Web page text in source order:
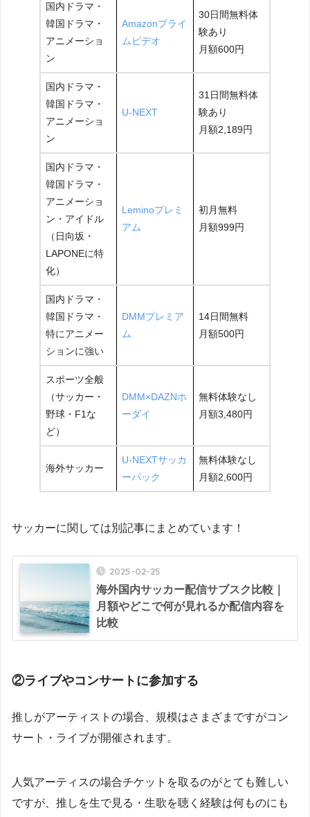
国内ドラマ・
韓国ドラマ・
アニメーショ
ン
Amazonプライ
ムビデオ
30日間無料体
験あり
月額600円
国内ドラマ・
韓国ドラマ・
アニメーショ
ン
U-NEXT
31日間無料体
験あり
月額2,189円
国内ドラマ・
韓国ドラマ・
アニメーショ
ン・アイドル
（日向坂・
LAPONEに特
化）
Leminoプレミ
アム
初月無料
月額999円
国内ドラマ・
韓国ドラマ・
特にアニメー
ションに強い
DMMプレミア
ム
14日間無料
月額500円
スポーツ全般
（サッカー・
野球・F1な
ど）
DMM×DAZNホ
ーダイ
無料体験なし
月額3,480円
海外サッカー
U-NEXTサッカ
ーパック
無料体験なし
月額2,600円
サッカーに関しては別記事にまとめています！
2025-02-25
海外国内サッカー配信サブスク比較｜
月額やどこで何が見れるか配信内容を
比較
②ライブやコンサートに参加する
推しがアーティストの場合、規模はさまざまですがコン
サート・ライブが開催されます。
人気アーティスの場合チケットを取るのがとても難しい
ですが、推しを生で見る・生歌を聴く経験は何ものにも